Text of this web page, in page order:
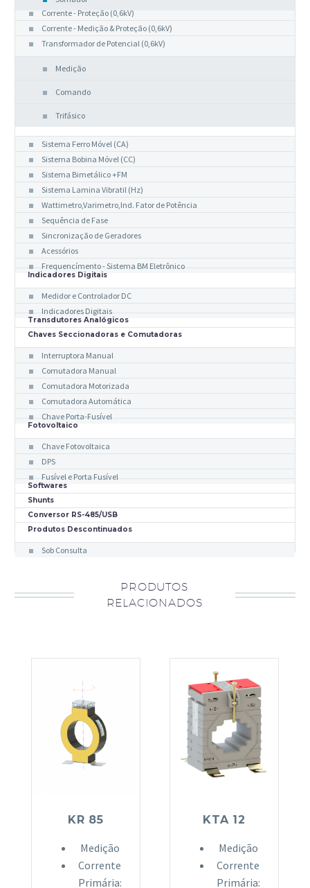
Corrente - Proteção (0,6kV)
Corrente - Medição & Proteção (0,6kV)
Transformador de Potencial (0,6kV)
Medição
Comando
Trifásico
Sistema Ferro Móvel (CA)
Sistema Bobina Móvel (CC)
Sistema Bimetálico +FM
Sistema Lamina Vibratil (Hz)
Wattimetro,Varimetro,Ind. Fator de Potência
Sequência de Fase
Sincronização de Geradores
Acessórios
Frequencímento - Sistema BM Eletrônico
Indicadores Digitais
Medidor e Controlador DC
Indicadores Digitais
Transdutores Analógicos
Chaves Seccionadoras e Comutadoras
Interruptora Manual
Comutadora Manual
Comutadora Motorizada
Comutadora Automática
Chave Porta-Fusível
Fotovoltaico
Chave Fotovoltaica
DPS
Fusível e Porta Fusível
Softwares
Shunts
Conversor RS-485/USB
Produtos Descontinuados
Sob Consulta
PRODUTOS
RELACIONADOS
KR 85
Medição
Corrente
Primária:
KTA 12
Medição
Corrente
Primária: